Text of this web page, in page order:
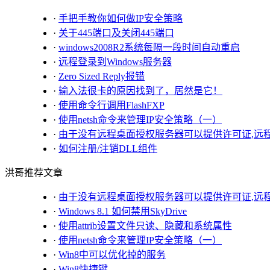
· 手把手教你如何做IP安全策略
· 关于445端口及关闭445端口
· windows2008R2系统每隔一段时间自动重启
· 远程登录到Windows服务器
· Zero Sized Reply报错
· 输入法很卡的原因找到了，居然是它！
· 使用命令行调用FlashFXP
· 使用netsh命令来管理IP安全策略（一）
· 由于没有远程桌面授权服务器可以提供许可证,远
· 如何注册/注销DLL组件
洪哥推荐文章
· 由于没有远程桌面授权服务器可以提供许可证,远
· Windows 8.1 如何禁用SkyDrive
· 使用attrib设置文件只读、隐藏和系统属性
· 使用netsh命令来管理IP安全策略（一）
· Win8中可以优化掉的服务